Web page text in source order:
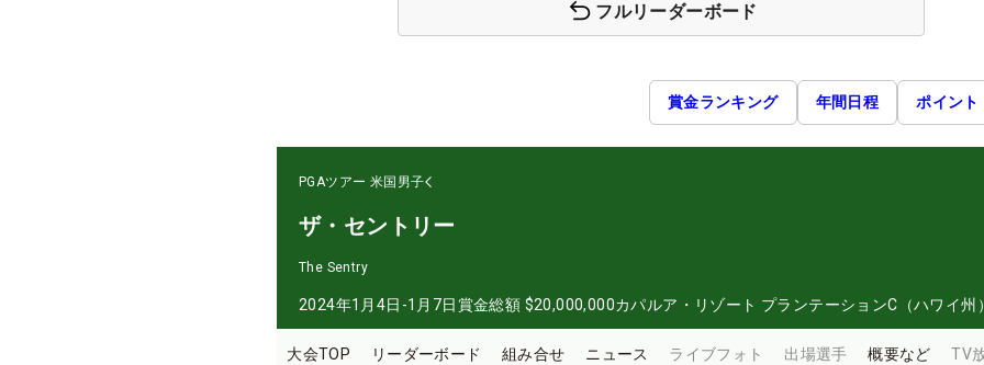
フルリーダーボード
賞金ランキング 年間日程 ポイント
PGAツアー 米国男子
ザ・セントリー
The Sentry
2024年1月4日-1月7日賞金総額 $20,000,000カパルア・リゾート プランテーションC（ハワイ州
大会TOP リーダーボード 組み合せ ニュース ライブフォト 出場選手 概要など TV